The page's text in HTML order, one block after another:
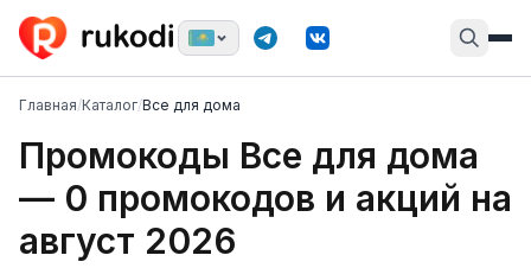
Главная/Каталог/Все для дома
Промокоды Все для дома
— 0 промокодов и акций на
август 2026